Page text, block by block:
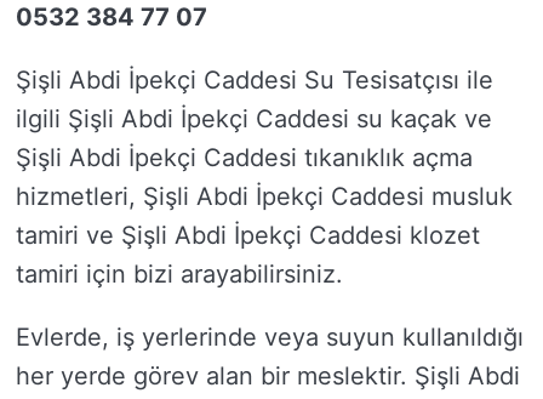
0532 384 77 07
Şişli Abdi İpekçi Caddesi Su Tesisatçısı ile
ilgili Şişli Abdi İpekçi Caddesi su kaçak ve
Şişli Abdi İpekçi Caddesi tıkanıklık açma
hizmetleri, Şişli Abdi İpekçi Caddesi musluk
tamiri ve Şişli Abdi İpekçi Caddesi klozet
tamiri için bizi arayabilirsiniz.
Evlerde, iş yerlerinde veya suyun kullanıldığı
her yerde görev alan bir meslektir. Şişli Abdi